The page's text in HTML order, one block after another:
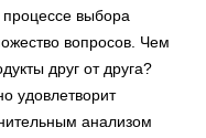
процессе выбора
вопросов. Чем
друг от друга?
удовлетворит
анализом